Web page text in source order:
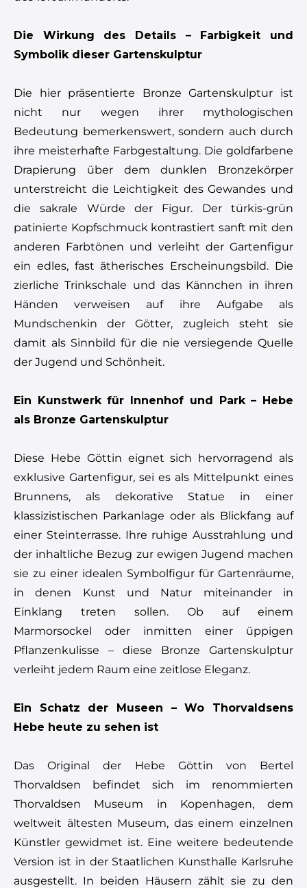
Die Wirkung des Details – Farbigkeit und
Symbolik dieser Gartenskulptur
Die hier präsentierte Bronze Gartenskulptur ist
nicht nur wegen ihrer mythologischen
Bedeutung bemerkenswert, sondern auch durch
ihre meisterhafte Farbgestaltung. Die goldfarbene
Drapierung über dem dunklen Bronzekörper
unterstreicht die Leichtigkeit des Gewandes und
die sakrale Würde der Figur. Der türkis-grün
patinierte Kopfschmuck kontrastiert sanft mit den
anderen Farbtönen und verleiht der Gartenfigur
ein edles, fast ätherisches Erscheinungsbild. Die
zierliche Trinkschale und das Kännchen in ihren
Händen verweisen auf ihre Aufgabe als
Mundschenkin der Götter, zugleich steht sie
damit als Sinnbild für die nie versiegende Quelle
der Jugend und Schönheit.
Ein Kunstwerk für Innenhof und Park – Hebe
als Bronze Gartenskulptur
Diese Hebe Göttin eignet sich hervorragend als
exklusive Gartenfigur, sei es als Mittelpunkt eines
Brunnens, als dekorative Statue in einer
klassizistischen Parkanlage oder als Blickfang auf
einer Steinterrasse. Ihre ruhige Ausstrahlung und
der inhaltliche Bezug zur ewigen Jugend machen
sie zu einer idealen Symbolfigur für Gartenräume,
in denen Kunst und Natur miteinander in
Einklang treten sollen. Ob auf einem
Marmorsockel oder inmitten einer üppigen
Pflanzenkulisse – diese Bronze Gartenskulptur
verleiht jedem Raum eine zeitlose Eleganz.
Ein Schatz der Museen – Wo Thorvaldsens
Hebe heute zu sehen ist
Das Original der Hebe Göttin von Bertel
Thorvaldsen befindet sich im renommierten
Thorvaldsen Museum in Kopenhagen, dem
weltweit ältesten Museum, das einem einzelnen
Künstler gewidmet ist. Eine weitere bedeutende
Version ist in der Staatlichen Kunsthalle Karlsruhe
ausgestellt. In beiden Häusern zählt sie zu den